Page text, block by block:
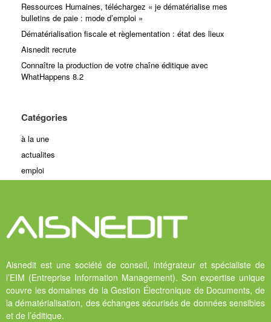
Ressources Humaines, téléchargez « je dématérialise mes
bulletins de paie : mode d’emploi »
Dématérialisation fiscale et règlementation : état des lieux
Aisnedit recrute
Connaître la production de votre chaîne éditique avec
WhatHappens 8.2
Catégories
à la une
actualites
emploi
Aisnedit est une société de conseil, intégrateur et spécialiste de
l’EIM (Entreprise Information Management). Son expertise unique
couvre les domaines de la Gestion Électronique de Documents, de
la dématérialisation, des échanges sécurisés de données sensibles
et de l’éditique.